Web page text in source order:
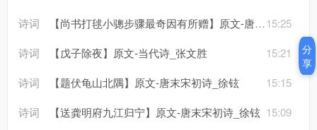
15:25
诗词
【尚书打毬小骢步骤最奇因有所赠】原文-唐.徐夤
15:21
诗词
【戊子除夜】原文-当代诗_张文胜
15:15
诗词
【题伏龟山北隅】原文-唐末宋初诗_徐铉
15:09
诗词
【送龚明府九江归宁】原文-唐末宋初诗_徐铉
分
享